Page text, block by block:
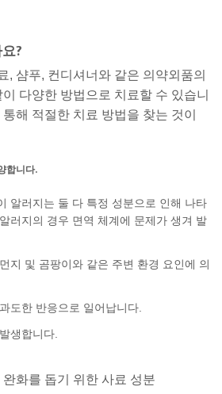
?
, 샴푸, 컨디셔너와 같은 의약외품의
다양한 방법으로 치료할 수 있습니
해 적절한 치료 방법을 찾는 것이
합니다.
알러지는 둘 다 특정 성분으로 인해 나타
러지의 경우 면역 체계에 문제가 생겨 발
지 및 곰팡이와 같은 주변 환경 요인에 의
도한 반응으로 일어납니다.
생합니다.
화를 돕기 위한 사료 성분